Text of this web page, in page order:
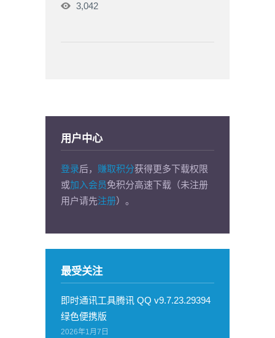
3,042
用户中心
登录后， 赚取积分获得更多下载权限
或加入会员免积分高速下载（未注册
用户请先注册）。
最受关注
即时通讯工具腾讯 QQ v9.7.23.29394
绿色便携版
2026年1月7日